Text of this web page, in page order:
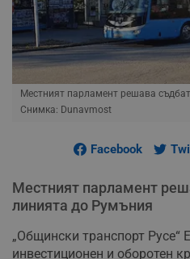
Местният парламент решава
Снимка: Dunavmost
Facebook
Местният парламент
линията до Румъния
„Общински транспорт
инвестиционен и оборотен